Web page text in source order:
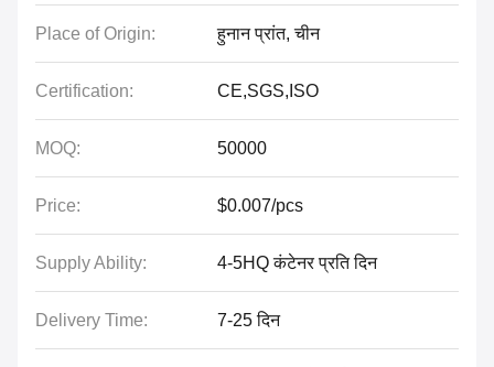
Place of Origin: हुनान प्रांत, चीन
Certification: CE,SGS,ISO
MOQ: 50000
Price: $0.007/pcs
Supply Ability: 4-5HQ कंटेनर प्रति दिन
Delivery Time: 7-25 दिन